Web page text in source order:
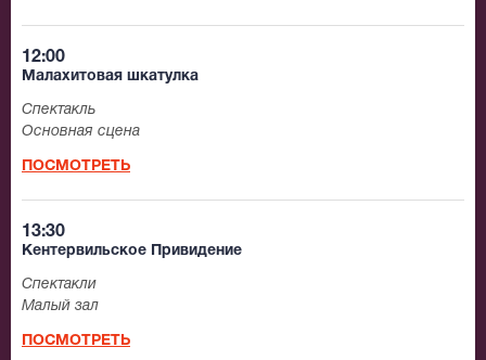
12:00
Малахитовая шкатулка
Спектакль
Основная сцена
ПОСМОТРЕТЬ
13:30
Кентервильское Привидение
Спектакли
Малый зал
ПОСМОТРЕТЬ